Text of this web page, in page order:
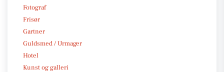
Fotograf
Frisør
Gartner
Guldsmed / Urmager
Hotel
Kunst og galleri